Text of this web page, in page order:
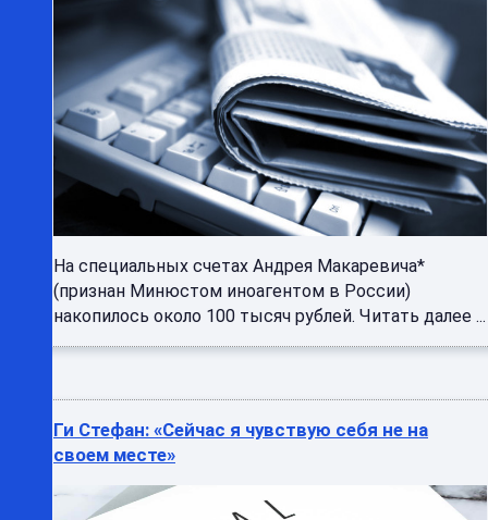
На специальных счетах Андрея Макаревича*
(признан Минюстом иноагентом в России)
накопилось около 100 тысяч рублей. Читать далее ...
Ги Стефан: «Сейчас я чувствую себя не на
своем месте»